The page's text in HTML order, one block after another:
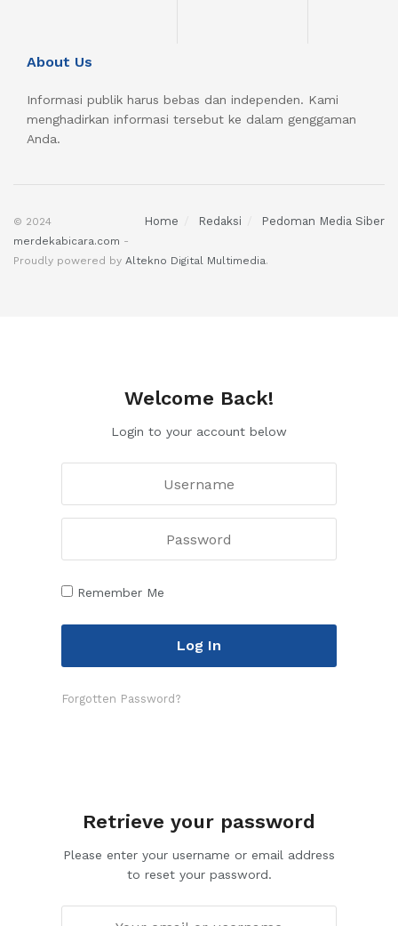
About Us
Informasi publik harus bebas dan independen. Kami
menghadirkan informasi tersebut ke dalam genggaman
Anda.
Home Redaksi Pedoman Media Siber
© 2024
merdekabicara.com -
Proudly powered by Altekno Digital Multimedia.
Welcome Back!
Login to your account below
Remember Me
Forgotten Password?
Retrieve your password
Please enter your username or email address
to reset your password.